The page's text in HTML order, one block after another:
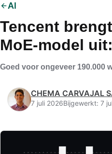
AI
Tencent
MoE-model
Goed voor ongeveer 190.000
CHEMA CARVAJAL
7 juli 2026Bijgewerkt: 7